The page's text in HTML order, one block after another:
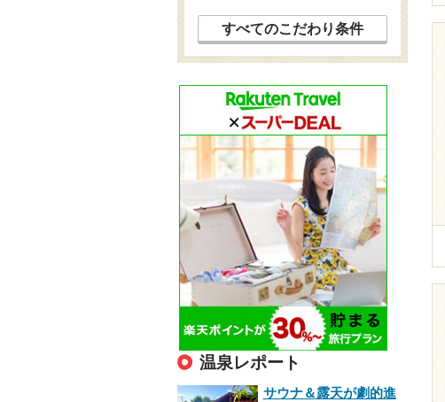
すべてのこだわり条件
温泉レポート
サウナ＆露天が劇的進